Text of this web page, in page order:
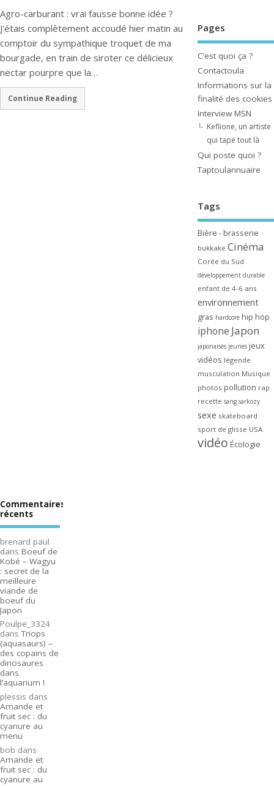
Agro-carburant : vrai fausse bonne idée ?
J'étais complètement accoudé hier matin au
comptoir du sympathique troquet de ma
bourgade, en train de siroter ce délicieux
nectar pourpre que la…
Continue Reading
Pages
C’est quoi ça ?
Contactoula
Informations sur la
finalité des cookies
Interview MSN
Keflione, un artiste
qui tape tout là
Qui poste quoi ?
Taptoulannuaire
Tags
Bière - brasserie
bukkake Cinéma
Corée du Sud
développement durable
enfant de 4-6 ans
environnement
gras hardcore hip hop
iphone Japon
japonaises jeunes jeux
vidéos légende
musculation Musique
photos pollution rap
recette sang sarkozy
sexe skateboard
sport de glisse USA
vidéo Écologie
Commentaires
récents
brenard paul
dans Boeuf de
Kobé – Wagyu
: secret de la
meilleure
viande de
boeuf du
Japon
Poulpe_3324
dansTriops
(aquasaurs) –
des copains de
dinosaures
dans
l’aquarium !
plessis dans
Amande et
fruit sec : du
cyanure au
menu
bob dans
Amande et
fruit sec : du
cyanure au